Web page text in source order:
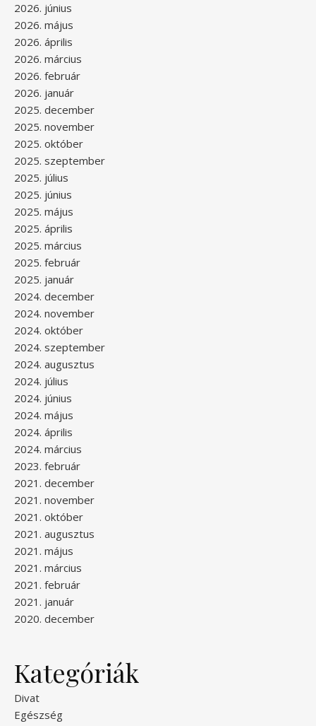
2026. június
2026. május
2026. április
2026. március
2026. február
2026. január
2025. december
2025. november
2025. október
2025. szeptember
2025. július
2025. június
2025. május
2025. április
2025. március
2025. február
2025. január
2024. december
2024. november
2024. október
2024. szeptember
2024. augusztus
2024. július
2024. június
2024. május
2024. április
2024. március
2023. február
2021. december
2021. november
2021. október
2021. augusztus
2021. május
2021. március
2021. február
2021. január
2020. december
Kategóriák
Divat
Egészség